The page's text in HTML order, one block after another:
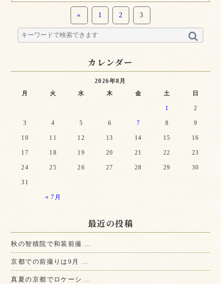
« 1 2 3
カレンダー
2026年8月
月
火 水 木 金 土 日
« 7月
1 2
3 4 5 6 7 8 9
10 11 12 13 14 15 16
17 18 19 20 21 22 23
24 25 26 27 28 29 30
31
最近の投稿
秋の智積院で和装前撮 ...
京都での前撮りは9月 ...
真夏の京都でロケーシ ...